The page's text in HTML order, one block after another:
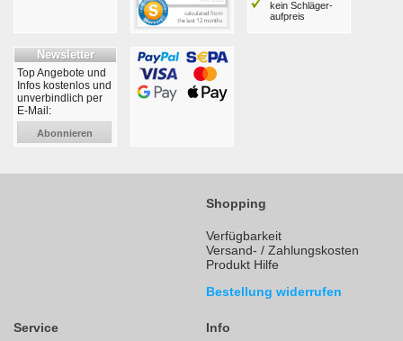
kein Schläger­
aufpreis
Newsletter
Top Angebote und
Infos kostenlos und
unverbindlich per
E-Mail:
Abonnieren
Shopping
Verfügbarkeit
Versand- / Zahlungskosten
Produkt Hilfe
Bestellung widerrufen
Service Info